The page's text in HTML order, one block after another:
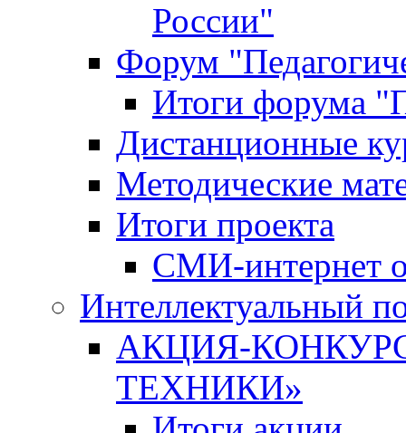
России"
Форум
Итоги форума
Дистанционные
Методические
Итоги проекта
СМИ-интернет
Интеллектуальный
АКЦИЯ-
ТЕХНИКИ»